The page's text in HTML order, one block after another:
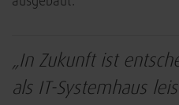
„In Zukunft ist
als IT-Systemhaus